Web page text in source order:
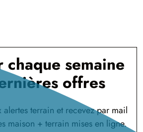
chaque semaine
offres
alertes terrain et recevez par mail
maison + terrain mises en ligne.